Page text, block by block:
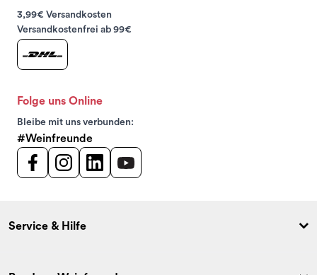
3,99€ Versandkosten
Versandkostenfrei ab 99€
Folge uns Online
Bleibe mit uns verbunden:
#Weinfreunde
Service & Hilfe